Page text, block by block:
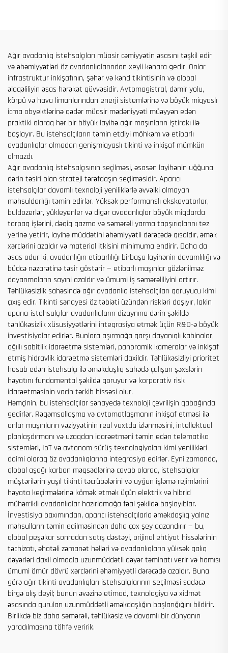
Ağır avadanlıq istehsalçıları müasir cəmiyyətin əsasını təşkil edir
və əhəmiyyətləri öz avadanlıqlarından xeyli kənara gedir. Onlar
infrastruktur inkişafının, şəhər və kənd tikintisinin və qlobal
əlaqəliliyin əsas hərəkət qüvvəsidir. Avtomagistral, dəmir yolu,
körpü və hava limanlarından enerji sistemlərinə və böyük miqyaslı
icma obyektlərinə qədər müasir mədəniyyəti müəyyən edən
praktiki olaraq hər bir böyük layihə ağır maşınların iştirakı ilə
başlayır. Bu istehsalçıların təmin etdiyi möhkəm və etibarlı
avadanlıqlar olmadan genişmiqyaslı tikinti və inkişaf mümkün
olmazdı.
Ağır avadanlıq istehsalçısının seçilməsi, əsasən layihənin uğğuna
dərin təsiri olan strateji tərəfdaşın seçilməsidir. Aparıcı
istehsalçılar davamlı texnoloji yeniliklərlə əvvəlki olmayan
məhsuldarlığı təmin edirlər. Yüksək performanslı ekskavatorlar,
buldozerlər, yükleyenler və digər avadanlıqlar böyük miqdarda
torpaq işlərini, dəqiq qazma və səmərəli yarma tapşırıqlarını tez
yerinə yetirir, layihə müddətini əhəmiyyətli dərəcədə qısaldır, əmək
xərclərini azaldır və material itkisini minimuma endirir. Daha da
əsas odur ki, avadanlığın etibarlılığı birbaşa layihənin davamlılığı və
büdcə nəzarətinə təsir göstərir — etibarlı maşınlar gözlənilməz
dayanmaların sayıni azaldır və ümumi iş səmərəliliyini artırır.
Təhlükəsizlik sahəsində ağır avadanlıq istehsalçıları qoruyucu kimi
çıxış edir. Tikinti sənayesi öz təbiəti üzündən riskləri daşıyır, lakin
aparıcı istehsalçılar avadanlıqların dizaynına dərin şəkildə
təhlükəsizlik xüsusiyyətlərini inteqrasiya etmək üçün R&D-ə böyük
investisiyalar edirlər. Bunlara aşırmağa qarşı dayanıqlı kabinalar,
ağıllı sabitlik idarəetmə sistemləri, panoramik kameralar və inkişaf
etmiş hidravlik idarəetmə sistemləri daxildir. Təhlükəsizliyi prioritet
hesab edən istehsalçı ilə əməkdaşlıq sahədə çalışan şəxslərin
həyatını fundamental şəkildə qoruyur və korporativ risk
idarəetməsinin vacib tərkib hissəsi olur.
Həmçinin, bu istehsalçılar sənayedə texnoloji çevrilişin qabağında
gedirlər. Rəqəmsallaşma və avtomatlaşmanın inkişaf etməsi ilə
onlar maşınların vəziyyətinin real vaxtda izlənməsini, intellektual
planlaşdırmanı və uzaqdan idarəetməni təmin edən telematika
sistemləri, IoT və avtonom sürüş texnologiyaları kimi yenilikləri
daimi olaraq öz avadanlıqlarına inteqrasiya edirlər. Eyni zamanda,
qlobal aşağı karbon məqsədlərinə cavab olaraq, istehsalçılar
müştərilərin yaşıl tikinti təcrübələrini və uyğun işləmə rejimlərini
həyata keçirmələrinə kömək etmək üçün elektrik və hibrid
mühərrikli avadanlıqlar hazırlamağa fəal şəkildə başlayıblar.
İnvestisiya baxımından, aparıcı istehsalçılarla əməkdaşlıq yalnız
məhsulların təmin edilməsindən daha çox şey qazandırır — bu,
qlobal peşəkar sonradan satış dəstəyi, orijinal ehtiyat hissələrinin
təchizatı, əhatəli zəmanət həlləri və avadanlıqların yüksək qalıq
dəyərləri daxil olmaqla uzunmüddətli dəyər təminatı verir və hamısı
ümumi ömür dövrü xərclərini əhəmiyyətli dərəcədə azaldır. Buna
görə ağır tikinti avadanlıqları istehsalçılarının seçilməsi sadəcə
birgə alış deyil; bunun əvəzinə etimad, texnologiya və xidmət
əsasında qurulan uzunmüddətli əməkdaşlığın başlanğığını bildirir.
Birlikdə biz daha səmərəli, təhlükəsiz və davamlı bir dünyanın
yaradılmasına töhfə veririk.